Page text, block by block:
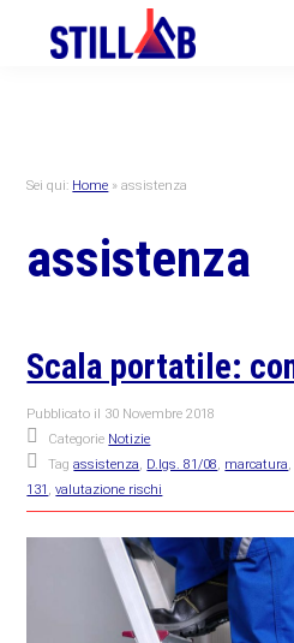
primary
primary
Sei qui: Home »assistenza
assistenza
Scala portatile:
Pubblicato il 30 Novembre 2018
Categorie Notizie
Tagassistenza D.lgs. 81/08 marcatura
131
,valutazione rischi